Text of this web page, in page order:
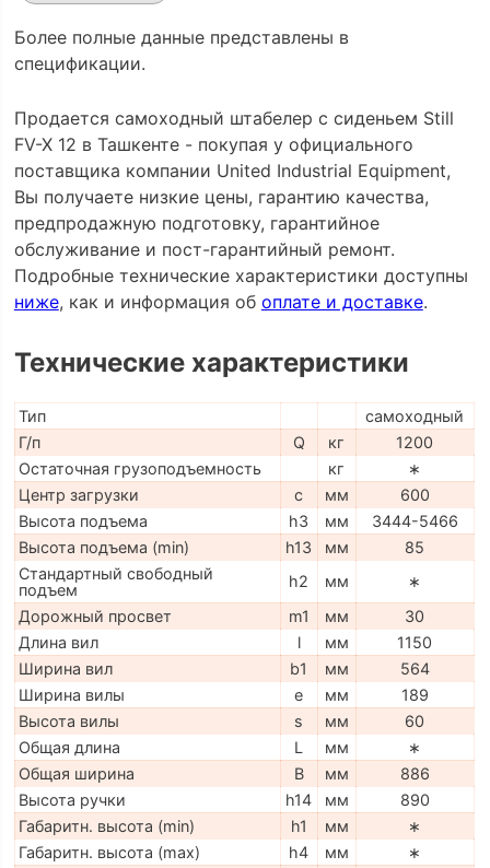
Более полные данные представлены в
спецификации.
Продается самоходный штабелер с сиденьем Still
FV-X 12 в Ташкенте - покупая у официального
поставщика компании United Industrial Equipment,
Вы получаете низкие цены, гарантию качества,
предпродажную подготовку, гарантийное
обслуживание и пост-гарантийный ремонт.
Подробные технические характеристики доступны
ниже, как и информация об оплате и доставке.
Технические характеристики
Тип
самоходный
Г/п
Q кг
1200
Остаточная грузоподъемность
кг
∗
Центр загрузки
c мм
600
Высота подъема
h3 мм
3444-5466
Высота подъема (min)
h13 мм
85
Стандартный свободный
подъем
h2 мм
∗
Дорожный просвет
m1 мм
30
Длина вил
l мм
1150
Ширина вил
b1 мм
564
Ширина вилы
e мм
189
Высота вилы
s мм
60
Общая длина
L мм
∗
Общая ширина
B мм
886
Высота ручки
h14 мм
890
Габаритн. высота (min)
h1 мм
∗
Габаритн. высота (max)
h4 мм
∗